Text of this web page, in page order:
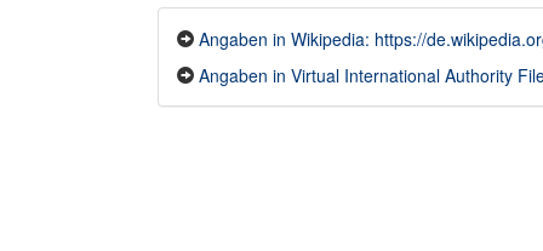
Angaben in Wikipedia: https://
Angaben in Virtual International Authority